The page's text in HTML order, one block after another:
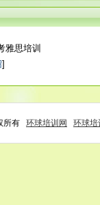
雅思培训
]
所有 环球培训网 环球培